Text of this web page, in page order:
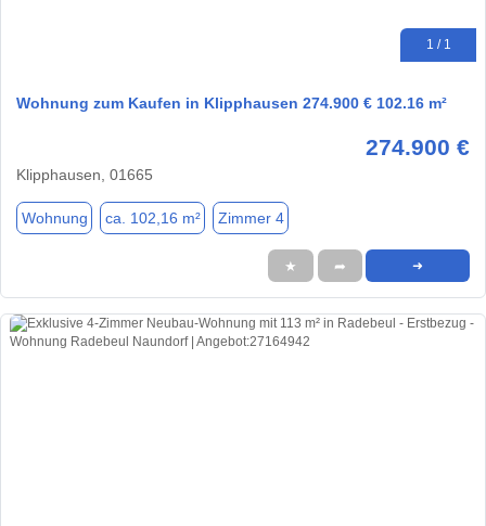
1 / 1
Wohnung zum Kaufen in Klipphausen 274.900 € 102.16 m²
274.900 €
Klipphausen, 01665
Wohnung ca. 102,16 m² Zimmer 4
★ ➦ ➜